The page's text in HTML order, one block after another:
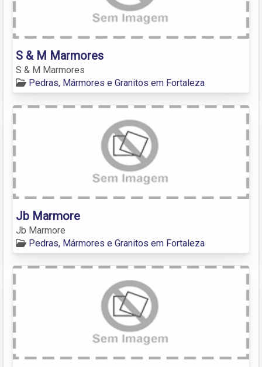
S & M Marmores
S & M Marmores
Pedras, Mármores e Granitos em Fortaleza
Jb Marmore
Jb Marmore
Pedras, Mármores e Granitos em Fortaleza